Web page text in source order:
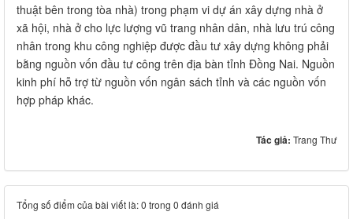
thuật bên trong tòa nhà) trong phạm vi dự án xây dựng nhà ở
xã hội, nhà ở cho lực lượng vũ trang nhân dân, nhà lưu trú công
nhân trong khu công nghiệp được đầu tư xây dựng không phải
bằng nguồn vốn đầu tư công trên địa bàn tỉnh Đồng Nai. Nguồn
kinh phí hỗ trợ từ nguồn vốn ngân sách tỉnh và các nguồn vốn
hợp pháp khác.
Tác giả: Trang Thư
Tổng số điểm của bài viết là: 0 trong 0 đánh giá